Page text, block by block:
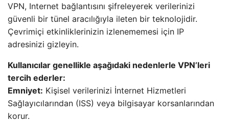
VPN, Internet bağlantısını şifreleyerek verilerinizi
güvenli bir tünel aracılığıyla ileten bir teknolojidir.
Çevrimiçi etkinliklerinizin izlenememesi için IP
adresinizi gizleyin.
Kullanıcılar genellikle aşağıdaki nedenlerle VPN’leri
tercih ederler:
Emniyet: Kişisel verilerinizi İnternet Hizmetleri
Sağlayıcılarından (ISS) veya bilgisayar korsanlarından
korur.